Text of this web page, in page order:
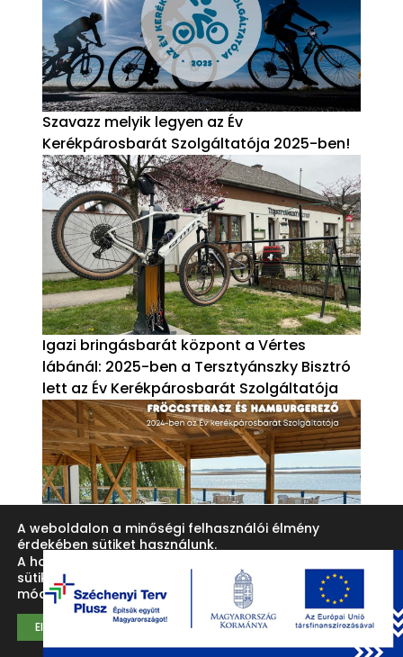
Szavazz melyik legyen az Év
Kerékpárosbarát Szolgáltatója 2025-ben!
Igazi bringásbarát központ a Vértes
lábánál: 2025-ben a Tersztyánszky Bisztró
lett az Év Kerékpárosbarát Szolgáltatója
Természetközeli élmények a Tisza-tónál:
ismerjétek meg a 2024-es Év
Kerékpárosbarát Szolgáltatóját
A weboldalon a minőségi felhasználói élmény
érdekében sütiket használunk.
A honlap felhasználói élményének fokozása érdekében
sütiket alkalmazunk. Ezeket a
beállítások
oldalon lehet
módosítani.
Elfogad